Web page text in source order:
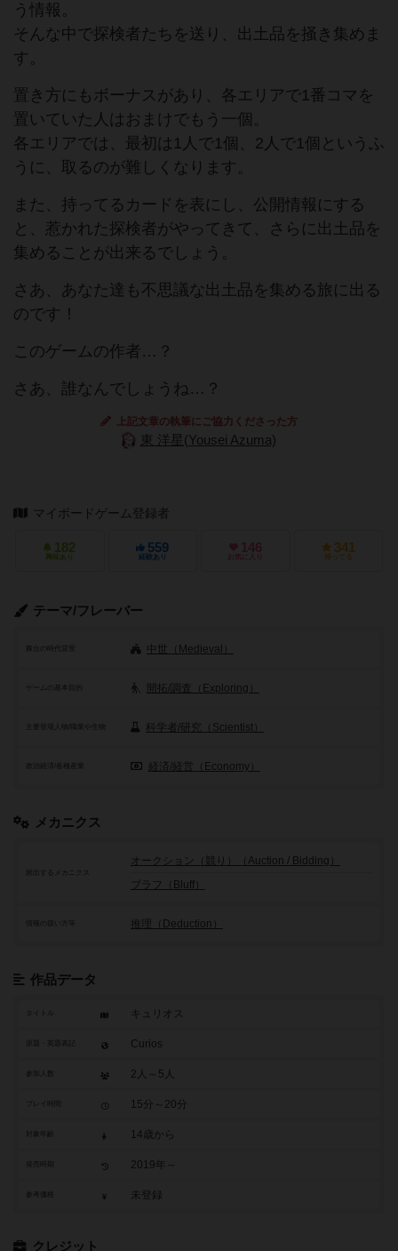
う情報。
そんな中で探検者たちを送り、出土品を掻き集めま
す。
置き方にもボーナスがあり、各エリアで1番コマを
置いていた人はおまけでもう一個。
各エリアでは、最初は1人で1個、2人で1個というふ
うに、取るのが難しくなります。
また、持ってるカードを表にし、公開情報にする
と、惹かれた探検者がやってきて、さらに出土品を
集めることが出来るでしょう。
さあ、あなた達も不思議な出土品を集める旅に出る
のです！
このゲームの作者…？
さあ、誰なんでしょうね…？
上記文章の執筆にご協力くださった方
東 洋星(Yousei Azuma)
マイボードゲーム登録者
182
興味あり
559
経験あり
146
お気に入り
341
持ってる
テーマ/フレーバー
舞台の時代背景 中世（Medieval）
ゲームの基本目的 開拓/調査（Exploring）
科学者/研究（Scientist）
政治経済/各種産業 経済/経営（Economy）
メカニクス
頻出するメカニクス
オークション（競り）（Auction / Bidding）
ブラフ（Bluff）
推理（Deduction）
作品データ
タイトル キュリオス
Curios
参加人数 2人～5人
15分～20分
14歳から
2019年～
参考価格 未登録
クレジット